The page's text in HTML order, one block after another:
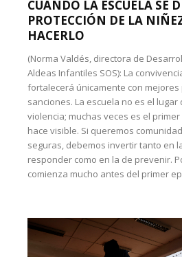
CUANDO LA ESCUELA SE
PROTECCIÓN DE LA
HACERLO
(Norma Valdés, directora de
Aldeas Infantiles SOS): La
fortalecerá únicamente con mejores
sanciones. La escuela no es el lugar
violencia; muchas veces es el
hace visible. Si queremos
seguras, debemos invertir tanto en
responder como en la de prevenir.
comienza mucho antes del primer